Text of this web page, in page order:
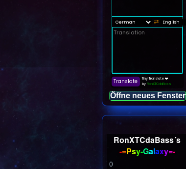
Öffne neues Fenster
RonXTCdaBass´s
-=Psy-Galaxy=-
0